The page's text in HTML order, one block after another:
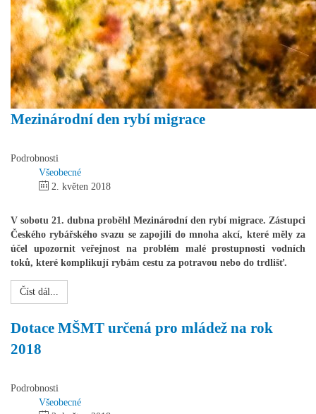
Mezinárodní den rybí migrace
Podrobnosti
Všeobecné
2. květen 2018
V sobotu 21. dubna proběhl Mezinárodní den rybí migrace. Zástupci
Českého rybářského svazu se zapojili do mnoha akcí, které měly za
účel upozornit veřejnost na problém malé prostupnosti vodních
toků, které komplikují rybám cestu za potravou nebo do trdlišť.
Číst dál...
Dotace MŠMT určená pro mládež na rok
2018
Podrobnosti
Všeobecné